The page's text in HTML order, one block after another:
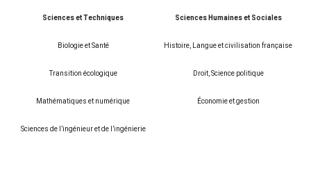
Sciences et Techniques Sciences Humaines et Sociales
Biologie et Santé Histoire, Langue et civilisation française
Transition écologique Droit, Science politique
Mathématiques et numérique Économie et gestion
Sciences de l’ingénieur et de l’ingénierie